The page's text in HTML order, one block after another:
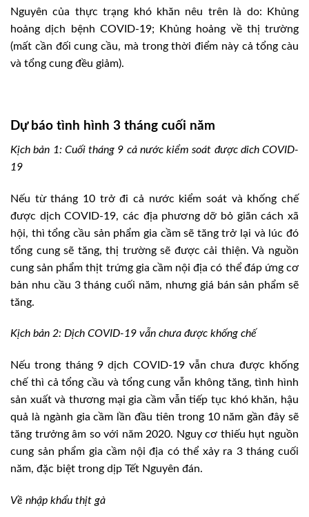
Nguyên của thực trạng khó khăn nêu trên là do: Khủng
hoảng dịch bệnh COVID-19; Khủng hoảng về thị trường
(mất cần đối cung cầu, mà trong thời điểm này cả tổng càu
và tổng cung đều giảm).
Dự báo tình hình 3 tháng cuối năm
Kịch bản 1: Cuối tháng 9 cả nước kiểm soát được dich COVID-
19
Nếu từ tháng 10 trở đi cả nước kiểm soát và khống chế
được dịch COVID-19, các địa phương dỡ bỏ giãn cách xã
hội, thì tổng cầu sản phẩm gia cầm sẽ tăng trở lại và lúc đó
tổng cung sẽ tăng, thị trường sẽ được cải thiện. Và nguồn
cung sản phẩm thịt trứng gia cầm nội địa có thể đáp ứng cơ
bản nhu cầu 3 tháng cuối năm, nhưng giá bán sản phẩm sẽ
tăng.
Kịch bản 2: Dịch COVID-19 vẫn chưa được khống chế
Nếu trong tháng 9 dịch COVID-19 vẫn chưa được khống
chế thì cả tổng cầu và tổng cung vẫn không tăng, tình hình
sản xuất và thương mại gia cầm vẫn tiếp tục khó khăn, hậu
quả là ngành gia cầm lần đầu tiên trong 10 năm gần đây sẽ
tăng trưởng âm so với năm 2020. Nguy cơ thiếu hụt nguồn
cung sản phẩm gia cầm nội địa có thể xảy ra 3 tháng cuối
năm, đặc biệt trong dịp Tết Nguyên đán.
Về nhập khẩu thịt gà